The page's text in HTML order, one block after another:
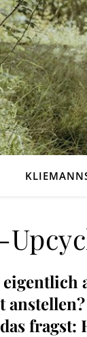
eigentlich
anstellen?